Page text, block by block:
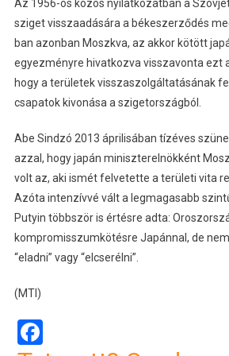
Az 1956-os közös nyilatkozatban a
sziget visszaadására a békeszerződés
ban azonban Moszkva, az akkor kötött
egyezményre hivatkozva visszavonta ezt
hogy a területek visszaszolgáltatásának
csapatok kivonása a szigetországból.
Abe Sindzó 2013 áprilisában tízéves
azzal, hogy japán miniszterelnökként
volt az, aki ismét felvetette a területi vita
Azóta intenzívvé vált a legmagasabb
Putyin többször is értésre adta:
kompromisszumkötésre Japánnal, de
“eladni” vagy “elcserélni”.
(MTI)
Facebook